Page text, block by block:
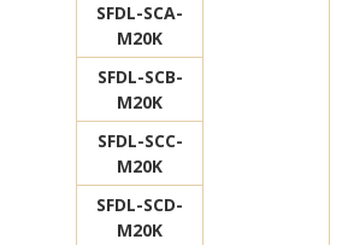
SFDL-SCA-
M20K
SFDL-SCB-
M20K
SFDL-SCC-
M20K
SFDL-SCD-
M20K